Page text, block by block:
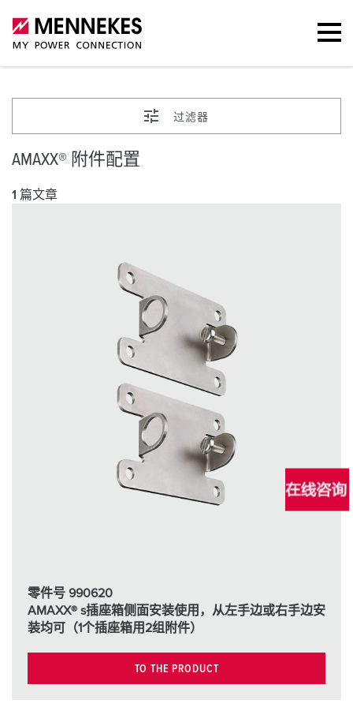
过滤器
AMAXX® 附件配置
1 篇文章
零件号 990620
AMAXX® s插座箱侧面安装使用，从左手边或右手边安
装均可（1个插座箱用2组附件）
TO THE PRODUCT